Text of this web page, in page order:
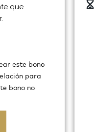
que
este bono
para
bono no